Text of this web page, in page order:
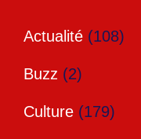
Actualité (108)
Buzz (2)
Culture (179)